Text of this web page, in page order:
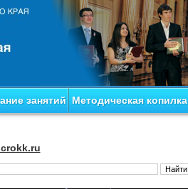
занятий Методическая копилка